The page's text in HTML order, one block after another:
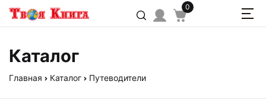
0
Каталог
Главная Каталог Путеводители